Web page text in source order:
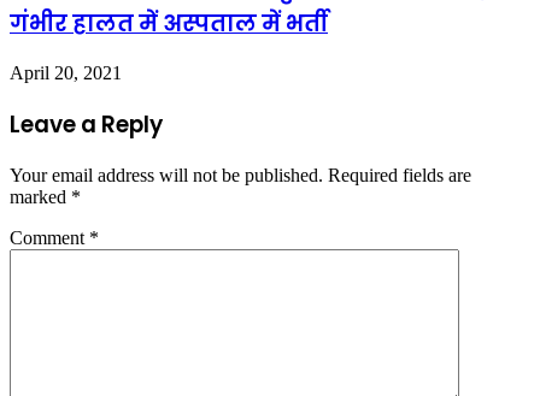
गंभीर हालत में अस्पताल में भर्ती
April 20, 2021
Leave a Reply
Your email address will not be published. Required fields are
marked *
Comment *